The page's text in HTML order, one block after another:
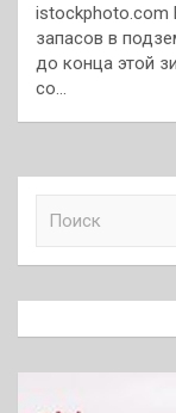
istockphoto.com
запасов в
до конца этой
со…
к